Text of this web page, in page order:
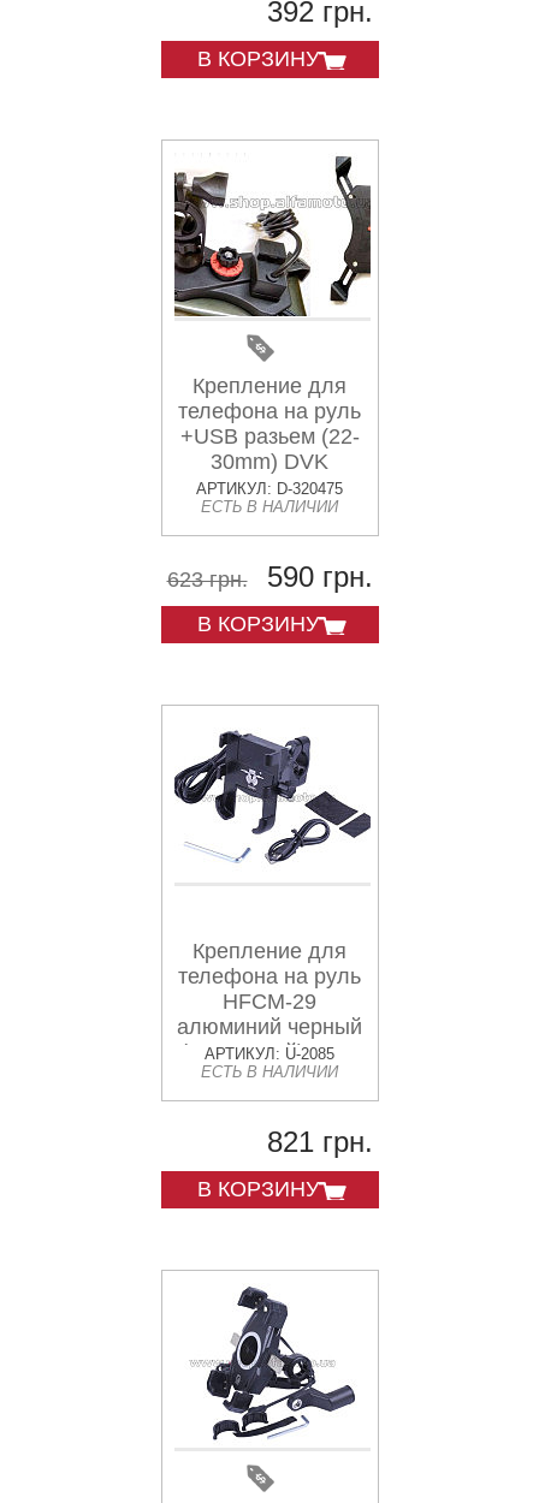
392 грн.
В КОРЗИНУ
Крепление для
телефона на руль
+USB разьем (22-
30mm) DVK
АРТИКУЛ: D-320475
ЕСТЬ В НАЛИЧИИ
623 грн. 590 грн.
В КОРЗИНУ
Крепление для
телефона на руль
HFCM-29
алюминий черный
(с зарядкой) AMG
АРТИКУЛ: U-2085
ЕСТЬ В НАЛИЧИИ
821 грн.
В КОРЗИНУ